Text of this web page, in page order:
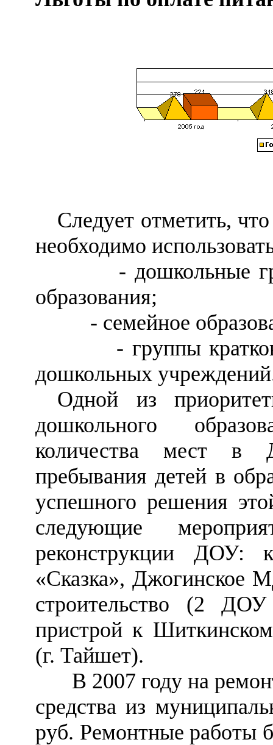
Следует отметить,
необходимо
- дошкольные
образования;
- семейное
- группы
дошкольных
Одной из
дошкольного
количества мест в
пребывания детей в
успешного решения
следующие
реконструкции ДОУ:
«Сказка», Джогинское
строительство (2
пристрой к
(г. Тайшет).
В 2007 году на
средства из
руб. Ремонтные